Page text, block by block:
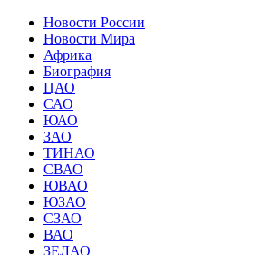
Новости России
Новости Мира
Африка
Биография
ЦАО
САО
ЮАО
ЗАО
ТИНАО
СВАО
ЮВАО
ЮЗАО
СЗАО
ВАО
ЗЕЛАО